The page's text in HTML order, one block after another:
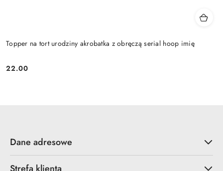
Topper na tort urodziny akrobatka z obręczą serial hoop imię
Cena:
22.00
Dane adresowe